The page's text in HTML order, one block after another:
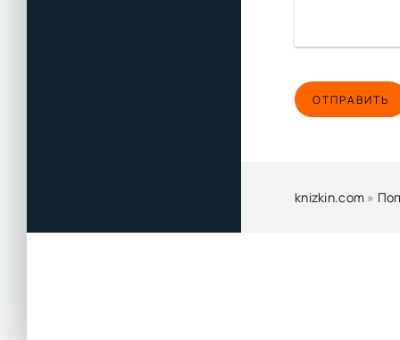
ОТПРАВИТЬ
knizkin.com »